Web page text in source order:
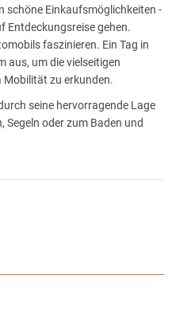
schöne Einkaufsmöglichkeiten -
Entdeckungsreise gehen.
faszinieren. Ein Tag in
aus, um die vielseitigen
Mobilität zu erkunden.
seine hervorragende Lage
Segeln oder zum Baden und
in die südlichste
lassen Ausflüge zu
Zaha Hadid erschaffene
werden. Das bekannte
sehenswerte